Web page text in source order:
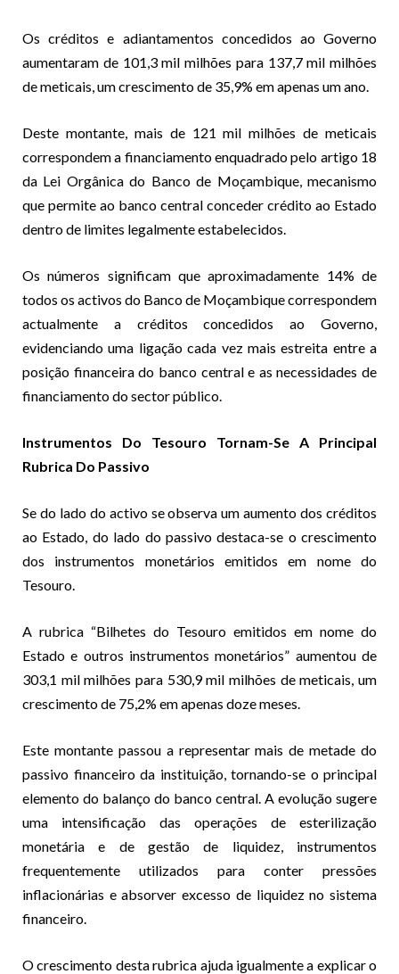
Os créditos e adiantamentos concedidos ao Governo
aumentaram de 101,3 mil milhões para 137,7 mil milhões
de meticais, um crescimento de 35,9% em apenas um ano.
Deste montante, mais de 121 mil milhões de meticais
correspondem a financiamento enquadrado pelo artigo 18
da Lei Orgânica do Banco de Moçambique, mecanismo
que permite ao banco central conceder crédito ao Estado
dentro de limites legalmente estabelecidos.
Os números significam que aproximadamente 14% de
todos os activos do Banco de Moçambique correspondem
actualmente a créditos concedidos ao Governo,
evidenciando uma ligação cada vez mais estreita entre a
posição financeira do banco central e as necessidades de
financiamento do sector público.
Instrumentos Do Tesouro Tornam-Se A Principal
Rubrica Do Passivo
Se do lado do activo se observa um aumento dos créditos
ao Estado, do lado do passivo destaca-se o crescimento
dos instrumentos monetários emitidos em nome do
Tesouro.
A rubrica “Bilhetes do Tesouro emitidos em nome do
Estado e outros instrumentos monetários” aumentou de
303,1 mil milhões para 530,9 mil milhões de meticais, um
crescimento de 75,2% em apenas doze meses.
Este montante passou a representar mais de metade do
passivo financeiro da instituição, tornando-se o principal
elemento do balanço do banco central. A evolução sugere
uma intensificação das operações de esterilização
monetária e de gestão de liquidez, instrumentos
frequentemente utilizados para conter pressões
inflacionárias e absorver excesso de liquidez no sistema
financeiro.
O crescimento desta rubrica ajuda igualmente a explicar o